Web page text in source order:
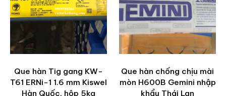
Que hàn Tig gang KW-
T61 ERNi-1 1.6 mm Kiswel
Hàn Quốc, hộp 5kg
Que hàn chống chịu mài
mòn H600B Gemini nhập
khẩu Thái Lan